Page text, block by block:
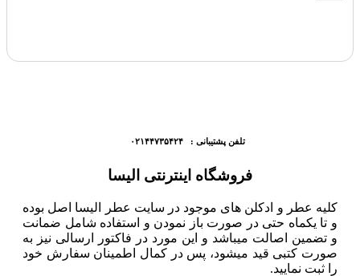
تلفن پشتیبانی : ۰۲۱۴۴۷۳۵۴۲۴
فروشگاه اینترنتی الیسا
کلیه عطر و ادکلن های موجود در سایت عطر الیسا اصل بوده
و تا یکماه حتی در صورت باز نمودن و استفاده شامل ضمانت
و تضمین اصالت میباشد و این مورد در فاکتور ارسالی نیز به
صورت کتبی قید میشود، پس در کمال اطمینان سفارش خود
را ثبت نمایید.